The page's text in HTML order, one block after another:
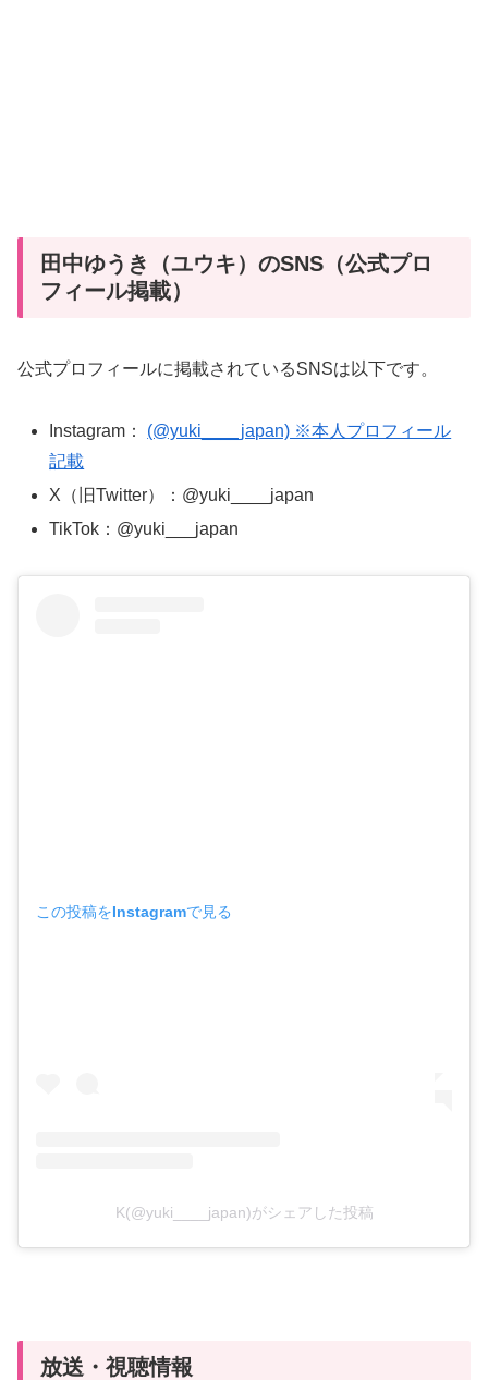
田中ゆうき（ユウキ）のSNS（公式プロ
フィール掲載）
公式プロフィールに掲載されているSNSは以下です。
Instagram： (@yuki____japan) ※本人プロフィール
記載
X（旧Twitter）：@yuki____japan
TikTok：@yuki___japan
この投稿をInstagramで見る
K(@yuki____japan)がシェアした投稿
放送・視聴情報